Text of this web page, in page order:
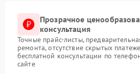
Прозрачное
консультация
Точные прайс-листы,
ремонта, отсутствие скрытых
бесплатной консультации по
сайте